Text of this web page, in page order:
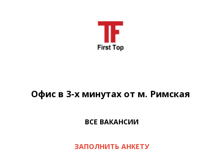
Офис в 3-х минутах от м. Римская
ВСЕ ВАКАНСИИ
ЗАПОЛНИТЬ АНКЕТУ